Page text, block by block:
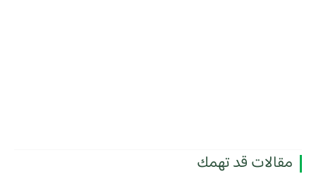
مقالات قد تهمك